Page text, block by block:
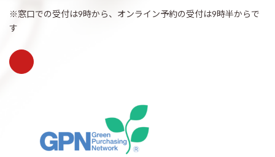
※窓口での受付は9時から、オンライン予約の受付は9時半からで
す